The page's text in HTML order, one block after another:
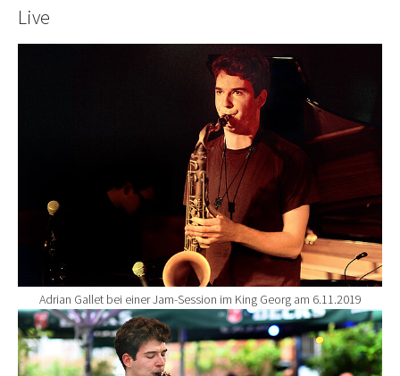
Live
Adrian Gallet bei einer Jam-Session im King Georg am 6.11.2019
Show larger version for: